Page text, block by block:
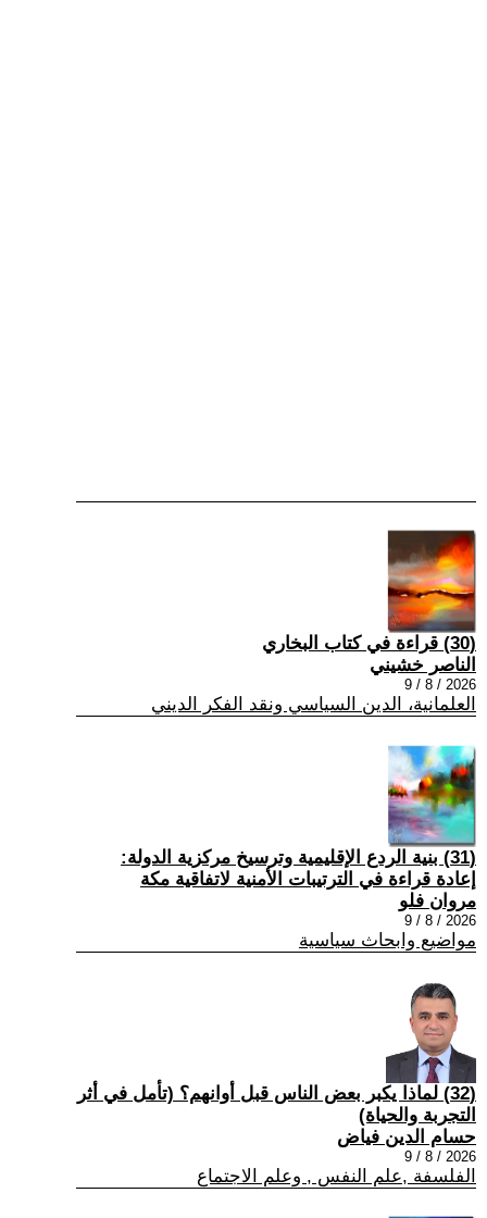
(30) قراءة في كتاب البخاري
الناصر خشيني
2026 / 8 / 9
العلمانية، الدين السياسي ونقد الفكر الديني
(31) بنية الردع الإقليمية وترسيخ مركزية الدولة:
إعادة قراءة في الترتيبات الأمنية لاتفاقية مكة
مروان فلو
2026 / 8 / 9
مواضيع وابحاث سياسية
(32) لماذا يكبر بعض الناس قبل أوانهم؟ (تأمل في أثر
التجربة والحياة)
حسام الدين فياض
2026 / 8 / 9
الفلسفة ,علم النفس , وعلم الاجتماع